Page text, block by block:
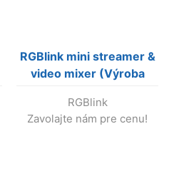
RGBlink mini streamer &
video mixer (Výroba
RGBlink
Zavolajte nám pre cenu!